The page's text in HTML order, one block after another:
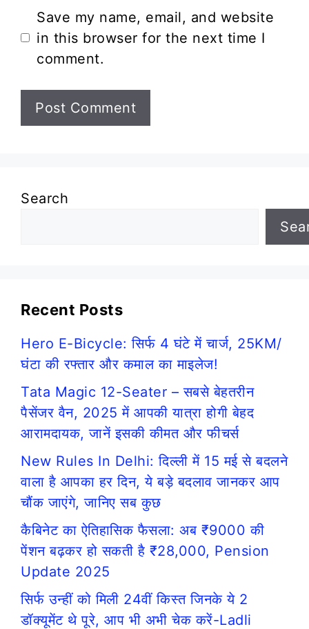
Website
Save my name, email, and website
in this browser for the next time I
comment.
Search
Recent Posts
Hero E-Bicycle: सिर्फ 4 घंटे में चार्ज, 25KM/
घंटा की रफ्तार और कमाल का माइलेज!
Tata Magic 12-Seater – सबसे बेहतरीन
पैसेंजर वैन, 2025 में आपकी यात्रा होगी बेहद
आरामदायक, जानें इसकी कीमत और फीचर्स
New Rules In Delhi: दिल्ली में 15 मई से बदलने
वाला है आपका हर दिन, ये बड़े बदलाव जानकर आप
चौंक जाएंगे, जानिए सब कुछ
कैबिनेट का ऐतिहासिक फैसला: अब ₹9000 की
पेंशन बढ़कर हो सकती है ₹28,000, Pension
Update 2025
सिर्फ उन्हीं को मिली 24वीं किस्त जिनके ये 2
डॉक्यूमेंट थे पूरे, आप भी अभी चेक करें-Ladli